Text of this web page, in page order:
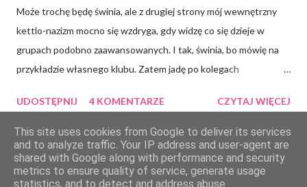
Może trochę będę świnia, ale z drugiej strony mój wewnętrzny
kettlo-nazizm mocno się wzdryga, gdy widzę co się dzieje w
grupach podobno zaawansowanych. I tak, świnia, bo mówię na
przykładzie własnego klubu. Zatem jadę po kolegach
Chamidła Roku 2019. Zdobycie uprawnień StrongFirst nie
wymaga przynależności do Mafii Kettlowej ani tym bardziej
Żelaznej Milicji. Możesz być technicznie kompetentny, możesz
mieć poukładane w głowie i znać progresje jak kształt swej
poduszki, a i tak jest ryzyko, że wpadniesz w pułapkę "byle jak,
UDOSTĘPNIJ 4 KOMENTARZE CZYTAJ WIĘCEJ
Obsługiwane przez usługę Blogger
This site uses cookies from Google to deliver its services
and to analyze traffic. Your IP address and user-agent are
shared with Google along with performance and security
metrics to ensure quality of service, generate usage
statistics, and to detect and address abuse.